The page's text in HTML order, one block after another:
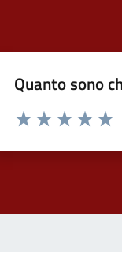
Quanto sono
Valuta da 1 a 5 stelle la